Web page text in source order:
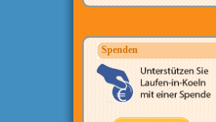
Spenden